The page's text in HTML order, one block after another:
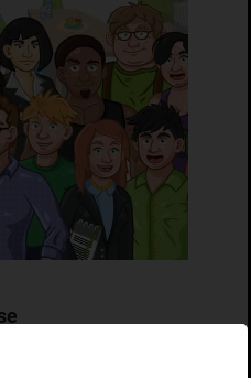
offenen Kurse aus